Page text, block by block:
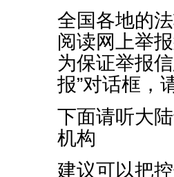
全国各地的
阅读网上举
为保证举报
报”对话框，
下面请听大
机构
建议可以把